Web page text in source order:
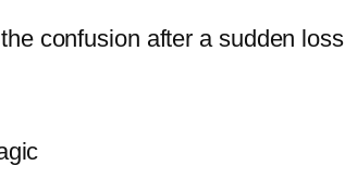
after a sudden loss